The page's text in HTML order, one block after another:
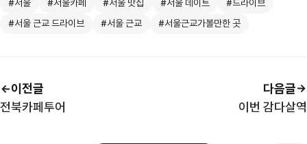
#서울 #서울카페 #서울 맛집 #서울 데이트
#드라이브
#서울 근교 드라이브
#서울 근교 #서울근교가볼만한 곳
이전글
전북카페투어
이번 감다살역
다음글